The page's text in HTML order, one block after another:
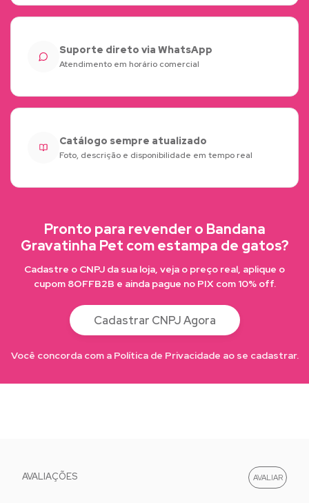
Suporte direto via WhatsApp
Atendimento em horário comercial
Catálogo sempre atualizado
Foto, descrição e disponibilidade em tempo real
Pronto para revender o Bandana
Gravatinha Pet com estampa de gatos?
Cadastre o CNPJ da sua loja, veja o preço real, aplique o
cupom 8OFFB2B e ainda pague no PIX com 10% off.
Cadastrar CNPJ Agora
Você concorda com a Política de Privacidade ao se cadastrar.
AVALIAÇÕES